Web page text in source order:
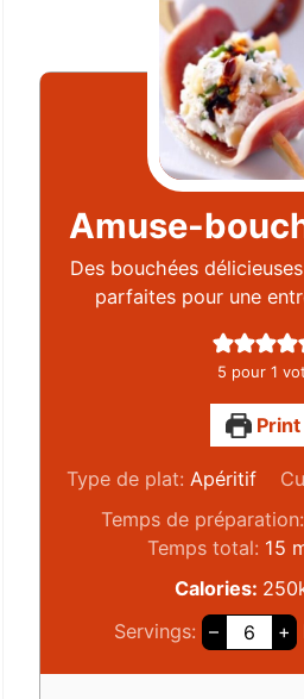
Amuse-
Des bouchées
parfaites pour une
5 pour 1
Print
Type de plat: Apéritif
Temps de préparation:
Temps total: 15
Calories: 250
Servings: – +